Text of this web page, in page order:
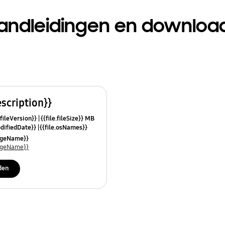
en
{{file.fileSize}} MB
{{file.osNames}}